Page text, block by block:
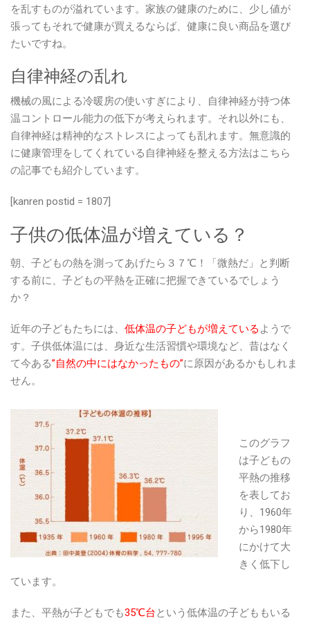
を乱すものが溢れています。家族の健康のために、少し値が
張ってもそれで健康が買えるならば、健康に良い商品を選び
たいですね。
自律神経の乱れ
機械の風による冷暖房の使いすぎにより、自律神経が持つ体
温コントロール能力の低下が考えられます。それ以外にも、
自律神経は精神的なストレスによっても乱れます。無意識的
に健康管理をしてくれている自律神経を整える方法はこちら
の記事でも紹介しています。
[kanren postid = 1807]
子供の低体温が増えている？
朝、子どもの熱を測ってあげたら３７℃！「微熱だ」と判断
する前に、子どもの平熱を正確に把握できているでしょう
か？
近年の子どもたちには、 低体温の子どもが増えている ようで
す。子供低体温には、身近な生活習慣や環境など、昔はなく
て今ある”自然の中にはなかったもの”に原因があるかもしれま
せん。
このグラフ
は子どもの
平熱の推移
を表してお
り、1960年
から1980年
にかけて大
きく低下し
ています。
また、平熱が子どもでも35℃台という低体温の子どももいる